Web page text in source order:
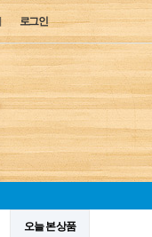
로그인
오늘 본 상품